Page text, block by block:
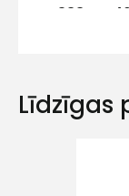
EN 388, EN
Līdzīgas